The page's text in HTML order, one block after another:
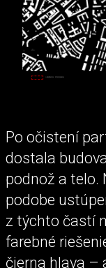
Po očistení
dostala
podnož a telo.
podobe
z týchto častí
farebné
čierna hlava –